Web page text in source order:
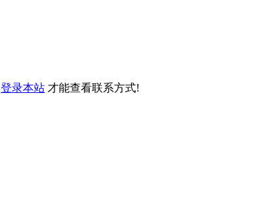
登录本站 才能查看联系方式!